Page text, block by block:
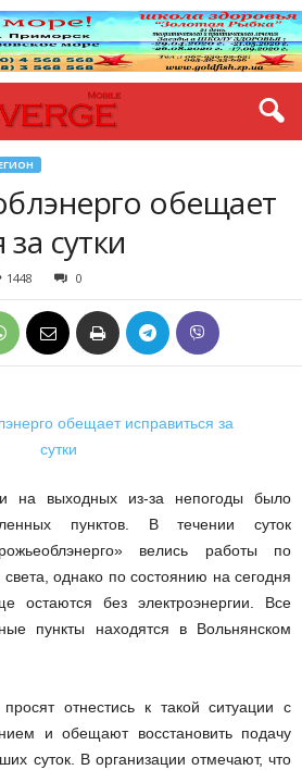
обещает
сутки
1448 0
на выходных из-за непогоды было
пунктов. В течении суток
велись работы по
однако по состоянию на сегодня
остаются без электроэнергии. Все
пункты находятся в Вольнянском
отнестись к такой ситуации с
и обещают восстановить подачу
суток. В организации отмечают, что